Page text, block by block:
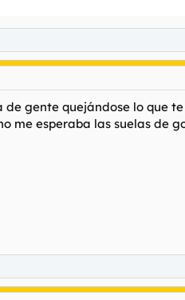
gente quejándose lo que
esperaba las suelas de